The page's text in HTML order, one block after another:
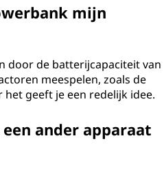
mijn
door de batterijcapaciteit van
meespelen, zoals de
geeft je een redelijk idee.
ander apparaat